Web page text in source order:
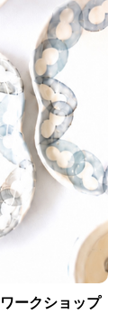
ークショップ